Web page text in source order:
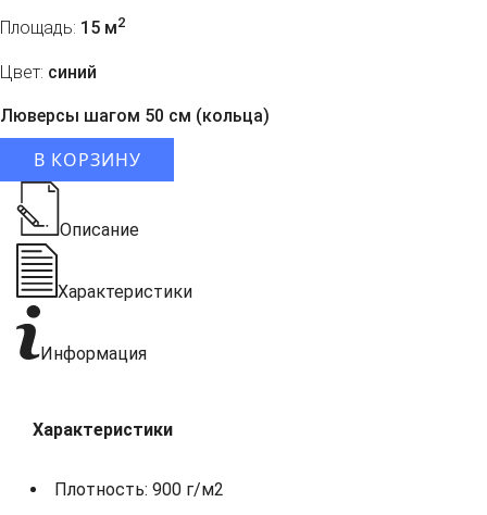
Площадь: 15 м2
Цвет: синий
Люверсы шагом 50 см (кольца)
В КОРЗИНУ
Описание
Характеристики
Информация
Характеристики
Плотность: 900 г/м2